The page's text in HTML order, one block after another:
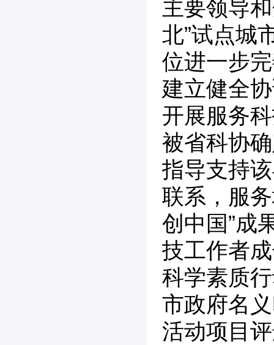
主要领导
北”试点城
位进一步
建立健全
开展服务
被省科协
指导支持
联系，服
创中国”成
技工作者
科学素质
市政府名
活动项目